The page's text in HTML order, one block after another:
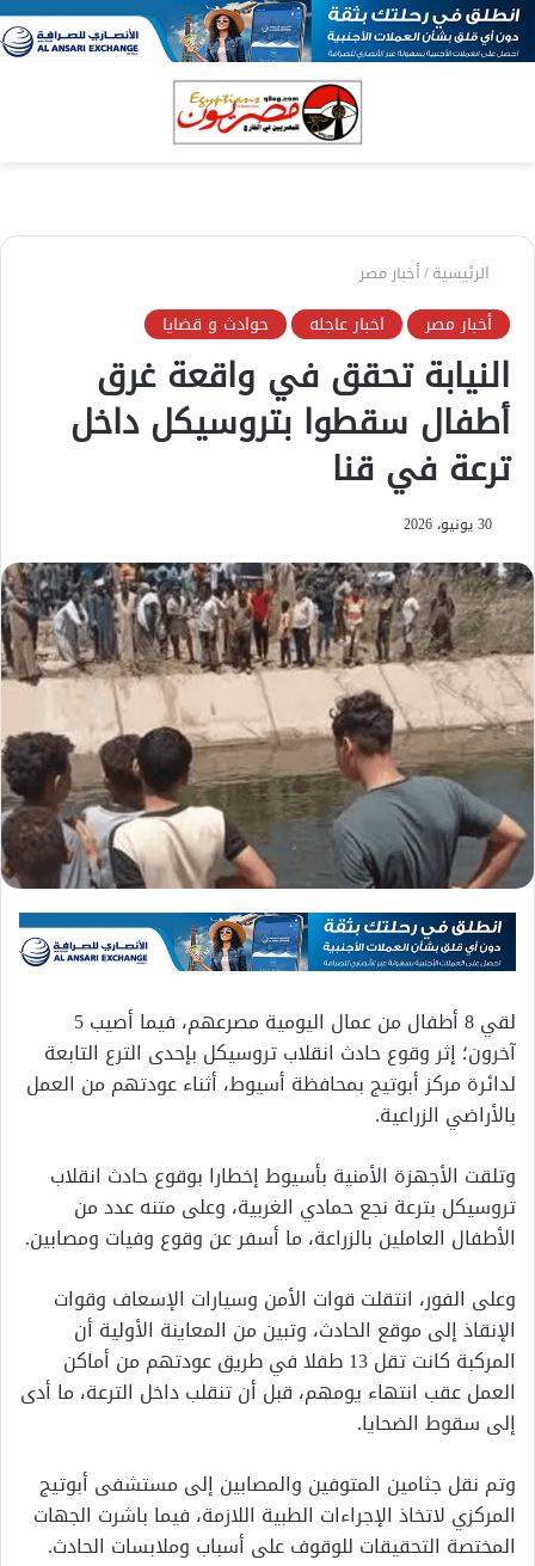
الرئيسية/أخبار مصر
أخبار مصر اخبار عاجله حوادث و قضايا
النيابة تحقق في واقعة غرق
أطفال سقطوا بتروسيكل داخل
ترعة في قنا
30 يونيو، 2026
لقي 8 أطفال من عمال اليومية مصرعهم، فيما أصيب 5
آخرون؛ إثر وقوع حادث انقلاب تروسيكل بإحدى الترع التابعة
لدائرة مركز أبوتيج بمحافظة أسيوط، أثناء عودتهم من العمل
بالأراضي الزراعية.
وتلقت الأجهزة الأمنية بأسيوط إخطارا بوقوع حادث انقلاب
تروسيكل بترعة نجع حمادي الغربية، وعلى متنه عدد من
الأطفال العاملين بالزراعة، ما أسفر عن وقوع وفيات ومصابين.
وعلى الفور، انتقلت قوات الأمن وسيارات الإسعاف وقوات
الإنقاذ إلى موقع الحادث، وتبين من المعاينة الأولية أن
المركبة كانت تقل 13 طفلا في طريق عودتهم من أماكن
العمل عقب انتهاء يومهم، قبل أن تنقلب داخل الترعة، ما أدى
إلى سقوط الضحايا.
وتم نقل جثامين المتوفين والمصابين إلى مستشفى أبوتيج
المركزي لاتخاذ الإجراءات الطبية اللازمة، فيما باشرت الجهات
المختصة التحقيقات للوقوف على أسباب وملابسات الحادث.